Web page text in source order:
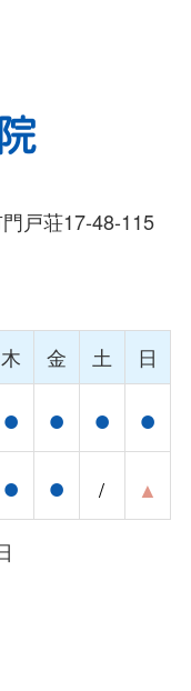
戸荘17-48-115
木 金 土 日
● ● ● ●
● ● / ▲